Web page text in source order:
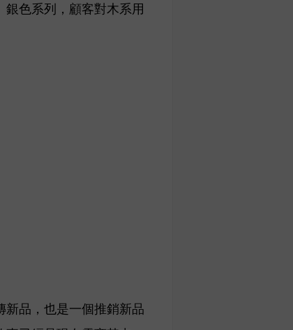
色系列，顧客對木系用
新品，也是一個推銷新品